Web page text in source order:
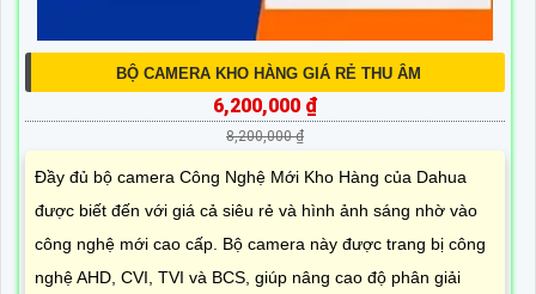
BỘ CAMERA KHO HÀNG GIÁ RẺ THU ÂM
6,200,000 ₫
8,200,000 ₫
Đầy đủ bộ camera Công Nghệ Mới Kho Hàng của Dahua
được biết đến với giá cả siêu rẻ và hình ảnh sáng nhờ vào
công nghệ mới cao cấp. Bộ camera này được trang bị công
nghệ AHD, CVI, TVI và BCS, giúp nâng cao độ phân giải